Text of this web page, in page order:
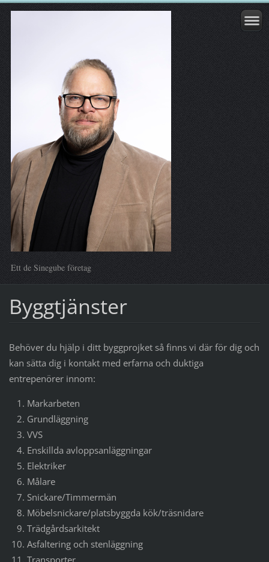
Ett de Sinegube företag
Byggtjänster
Behöver du hjälp i ditt byggprojket så finns vi där för dig och
kan sätta dig i kontakt med erfarna och duktiga
entrepenörer innom:
Markarbeten
Grundläggning
VVS
Enskillda avloppsanläggningar
Elektriker
Målare
Snickare/Timmermän
Möbelsnickare/platsbyggda kök/träsnidare
Trädgårdsarkitekt
Asfaltering och stenläggning
Transporter